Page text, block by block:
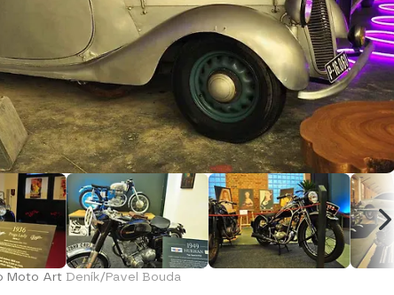
Moto Art Deník/Pavel Bouda